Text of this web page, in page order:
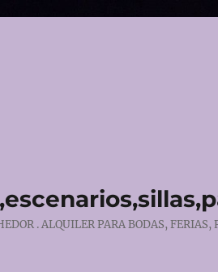
. ALQUILER PARA BODAS,